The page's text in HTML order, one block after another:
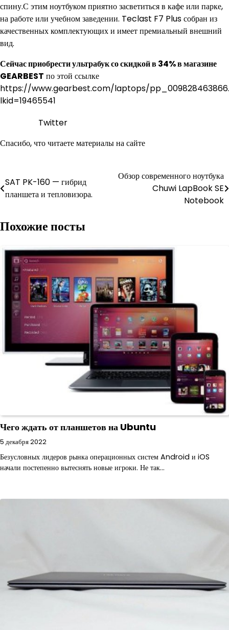
спину.С этим ноутбуком приятно засветиться в кафе или парке,
на работе или учебном заведении. Teclast F7 Plus собран из
качественных комплектующих и имеет премиальный внешний
вид.
Сейчас приобрести ультрабук со скидкой в 34% в магазине
GEARBEST по этой ссылке
https://www.gearbest.com/laptops/
lkid=19465541
Twitter
Спасибо, что читаете материалы на сайте
Навигация
по
SAT PK-160 — гибрид
планшета и тепловизора.
Обзор современного ноутбука
Chuwi LapBook SE
Notebook
Похожие посты
Чего ждать от планшетов на Ubuntu
5 декабря 2022
Безусловных лидеров рынка операционных систем Android и iOS
начали постепенно вытеснять новые игроки. Не так…